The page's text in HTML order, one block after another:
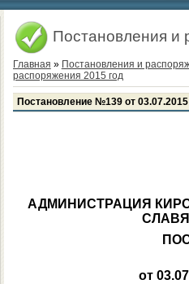
Постановления и
Главная » Постановления и
распоряжения 2015 год
Постановление №139 от 03.07.2015
АДМИНИСТРАЦИЯ
от